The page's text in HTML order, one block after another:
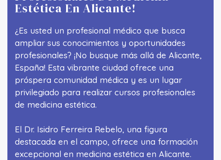
Estética En Alicante!
¿Es usted un profesional médico que busca
ampliar sus conocimientos y oportunidades
profesionales? ¡No busque más allá de Alicante,
España! Esta vibrante ciudad ofrece una
próspera comunidad médica y es un lugar
privilegiado para realizar cursos profesionales
de medicina estética.
El Dr. Isidro Ferreira Rebelo, una figura
destacada en el campo, ofrece una formación
excepcional en medicina estética en Alicante.